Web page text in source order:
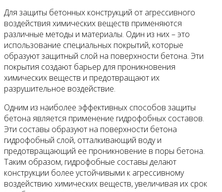
Для защиты бетонных конструкций от агрессивного
воздействия химических веществ применяются
различные методы и материалы. Один из них – это
использование специальных покрытий, которые
образуют защитный слой на поверхности бетона. Эти
покрытия создают барьер для проникновения
химических веществ и предотвращают их
разрушительное воздействие.
Одним из наиболее эффективных способов защиты
бетона является применение гидрофобных составов.
Эти составы образуют на поверхности бетона
гидрофобный слой, отталкивающий воду и
предотвращающий ее проникновение в поры бетона.
Таким образом, гидрофобные составы делают
конструкции более устойчивыми к агрессивному
воздействию химических веществ, увеличивая их срок